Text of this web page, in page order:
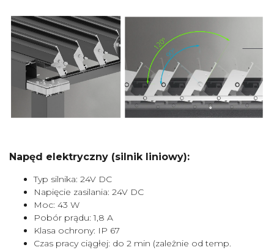
Napęd elektryczny (silnik liniowy):
Typ silnika: 24V DC
Napięcie zasilania: 24V DC
Moc: 43 W
Pobór prądu: 1,8 A
Klasa ochrony: IP 67
Czas pracy ciągłej: do 2 min (zależnie od temp.